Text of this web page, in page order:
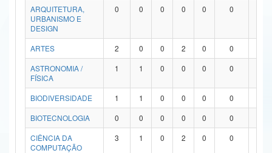
Ministério da Mulher, da Família e dos Direitos Humanos
Secretaria de Governo
Advocacia-Geral da União
Banco Central do Brasil
ARQUITETURA,
URBANISMO E
DESIGN
0 0 0 0 0 0
ARTES 2 0 0 2 0 0
ASTRONOMIA /
FÍSICA
1 1 0 0 0 0
BIODIVERSIDADE 1 1 0 0 0 0
BIOTECNOLOGIA
0 0 0 0 0 0
CIÊNCIA DA
COMPUTAÇÃO
3 1 0 2 0 0